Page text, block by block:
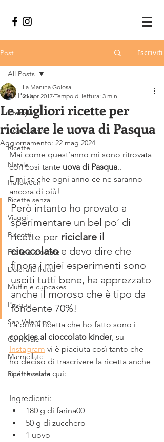
Post Iscriviti
All Posts
Lifestyle
Home Decor
Ricette
Natale
Halloween
Ricette senza
Viaggi
Biscotti
Frolle e crostate
Dolci alla frutta
Muffin e cupcakes
Pasqua
San Valentino
Carnevale
Marmellate
Ricette salate
All Posts
Le migliori ricette per
riciclare le uova di Pasqua
La Manina Golosa
21 apr 2017 Tempo di lettura: 3 min
Aggiornamento: 22 mag 2024
Mai come quest’anno mi sono ritrovata
con così tante uova di Pasqua..
E mi sa che ogni anno ce ne saranno
ancora di più!
Però intanto ho provato a
sperimentare un bel po’ di
ricette per riciclare il
cioccolato e devo dire che
finora i miei esperimenti sono
usciti tutti bene, ha apprezzato
anche il moroso che è tipo da
fondente 70%!
La prima ricetta che ho fatto sono i
cookies al cioccolato kinder, su
Instagram vi è piaciuta così tanto che
ho deciso di trascrivere la ricetta anche
qui! Eccola qui:
Ingredienti:
180 g di farina00
50 g di zucchero
1 uovo